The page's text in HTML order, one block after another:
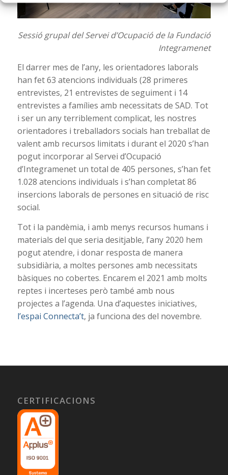
Sessió grupal del Servei d’Ocupació de la Fundació
Integramenet
El darrer mes de l’any, les orientadores laborals
han fet 63 atencions individuals (28 primeres
entrevistes, 21 entrevistes de seguiment i 14
entrevistes a famílies amb necessitats de SAD. Tot
i ser un any terriblement complicat, les nostres
orientadores i treballadors socials han treballat de
valent amb recursos limitats i durant el 2020 s’han
pogut incorporar al Servei d’Ocupació
d’Integramenet un total de 405 persones, s’han fet
1.028 atencions individuals i s’han completat 86
insercions laborals de persones en situació de risc
social.
Tot i la pandèmia, i amb menys recursos humans i
materials del que seria desitjable, l’any 2020 hem
pogut atendre, i donar resposta de manera
subsidiària, a moltes persones amb necessitats
bàsiques no cobertes. Encarem el 2021 amb molts
reptes i incerteses però també amb nous
projectes a l’agenda. Una d’aquestes iniciatives,
l’espai Connecta’t, ja funciona des del novembre.
CERTIFICACIONS